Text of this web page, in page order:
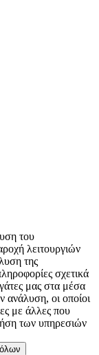
του
λειτουργιών
της
σχετικά
μας στα μέσα
ανάλυση, οι οποίοι
με άλλες που
των υπηρεσιών